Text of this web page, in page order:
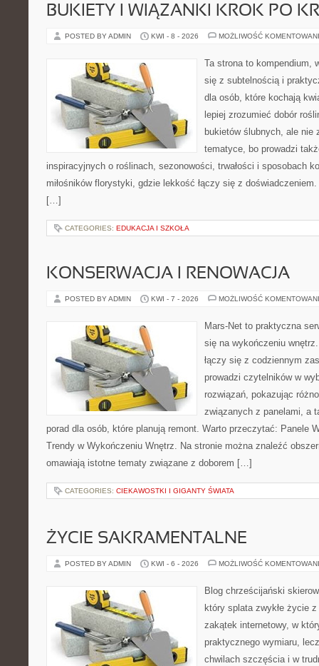
BUKIETY I WIĄZANKI KROK PO
POSTED BY ADMIN KWI - 8 - 2026 MOŻLIWOŚĆ
Ta strona to kompendium,
się z subtelnością i
dla osób, które kochają
lepiej zrozumieć dobór
bukietów ślubnych, ale nie
tematyce, bo prowadzi
inspiracyjnych o roślinach, sezonowości, trwałości i sposobach
miłośników florystyki, gdzie lekkość łączy się z
[…]
CATEGORIES: EDUKACJA I SZKOŁA
KONSERWACJA I RENOWACJA
POSTED BY ADMIN KWI - 7 - 2026 MOŻLIWOŚĆ
Mars-Net to praktyczna
się na wykończeniu
łączy się z codziennym
prowadzi czytelników w
rozwiązań, pokazując
związanych z panelami, a
porad dla osób, które planują remont. Warto przeczytać: Panele
Trendy w Wykończeniu Wnętrz. Na stronie można znaleźć
omawiają istotne tematy związane z doborem […]
CATEGORIES: CIEKAWOSTKI I GIGANTY ŚWIATA
ŻYCIE SAKRAMENTALNE
POSTED BY ADMIN KWI - 6 - 2026 MOŻLIWOŚĆ
Blog chrześcijański
który splata zwykłe życie
zakątek internetowy, w
praktycznego wymiaru,
chwilach szczęścia i w